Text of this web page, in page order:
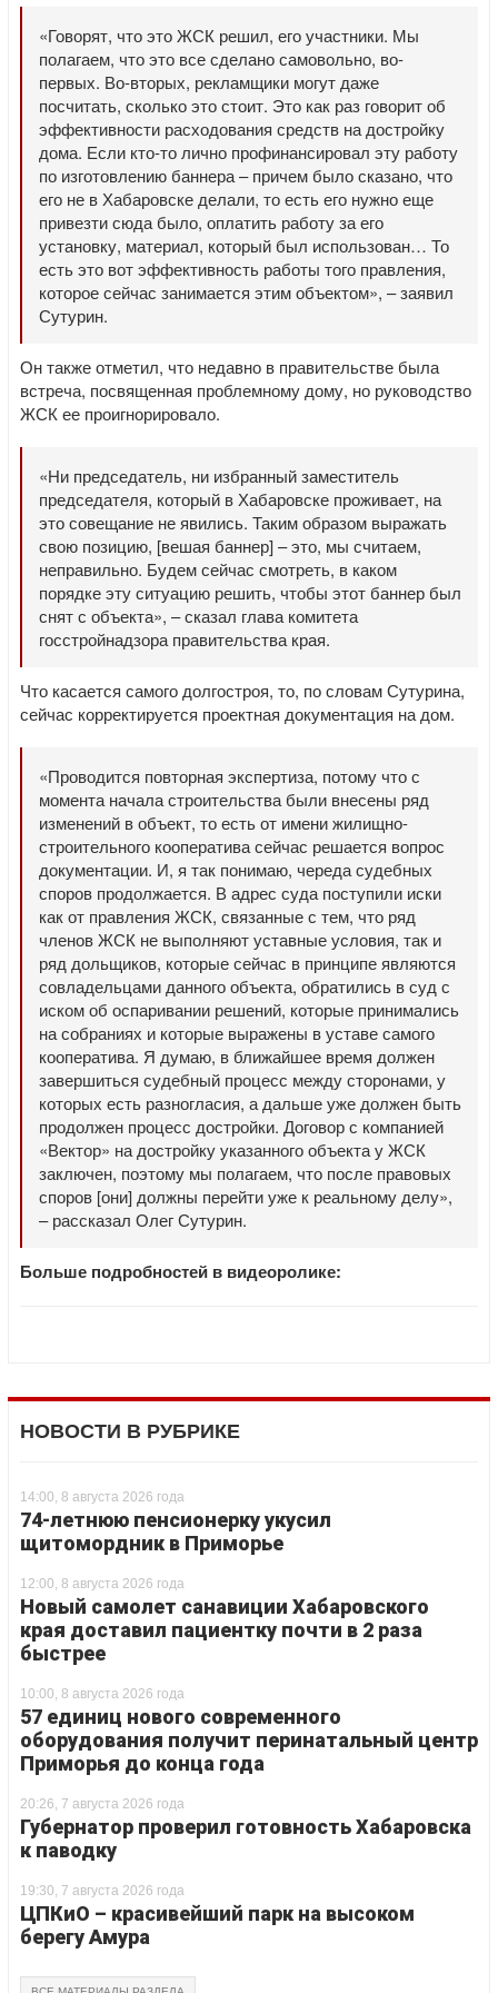
«Говорят, что это ЖСК решил, его участники. Мы
полагаем, что это все сделано самовольно, во-
первых. Во-вторых, рекламщики могут даже
посчитать, сколько это стоит. Это как раз говорит об
эффективности расходования средств на достройку
дома. Если кто-то лично профинансировал эту работу
по изготовлению баннера – причем было сказано, что
его не в Хабаровске делали, то есть его нужно еще
привезти сюда было, оплатить работу за его
установку, материал, который был использован… То
есть это вот эффективность работы того правления,
которое сейчас занимается этим объектом», – заявил
Сутурин.
Он также отметил, что недавно в правительстве была
встреча, посвященная проблемному дому, но руководство
ЖСК ее проигнорировало.
«Ни председатель, ни избранный заместитель
председателя, который в Хабаровске проживает, на
это совещание не явились. Таким образом выражать
свою позицию, [вешая баннер] – это, мы считаем,
неправильно. Будем сейчас смотреть, в каком
порядке эту ситуацию решить, чтобы этот баннер был
снят с объекта», – сказал глава комитета
госстройнадзора правительства края.
Что касается самого долгостроя, то, по словам Сутурина,
сейчас корректируется проектная документация на дом.
«Проводится повторная экспертиза, потому что с
момента начала строительства были внесены ряд
изменений в объект, то есть от имени жилищно-
строительного кооператива сейчас решается вопрос
документации. И, я так понимаю, череда судебных
споров продолжается. В адрес суда поступили иски
как от правления ЖСК, связанные с тем, что ряд
членов ЖСК не выполняют уставные условия, так и
ряд дольщиков, которые сейчас в принципе являются
совладельцами данного объекта, обратились в суд с
иском об оспаривании решений, которые принимались
на собраниях и которые выражены в уставе самого
кооператива. Я думаю, в ближайшее время должен
завершиться судебный процесс между сторонами, у
которых есть разногласия, а дальше уже должен быть
продолжен процесс достройки. Договор с компанией
«Вектор» на достройку указанного объекта у ЖСК
заключен, поэтому мы полагаем, что после правовых
споров [они] должны перейти уже к реальному делу»,
– рассказал Олег Сутурин.
Больше подробностей в видеоролике:
НОВОСТИ В РУБРИКЕ
14:00, 8 августа 2026 года
74-летнюю пенсионерку укусил
щитомордник в Приморье
12:00, 8 августа 2026 года
Новый самолет санавиции Хабаровского
края доставил пациентку почти в 2 раза
быстрее
10:00, 8 августа 2026 года
57 единиц нового современного
оборудования получит перинатальный центр
Приморья до конца года
20:26, 7 августа 2026 года
Губернатор проверил готовность Хабаровска
к паводку
19:30, 7 августа 2026 года
ЦПКиО – красивейший парк на высоком
берегу Амура